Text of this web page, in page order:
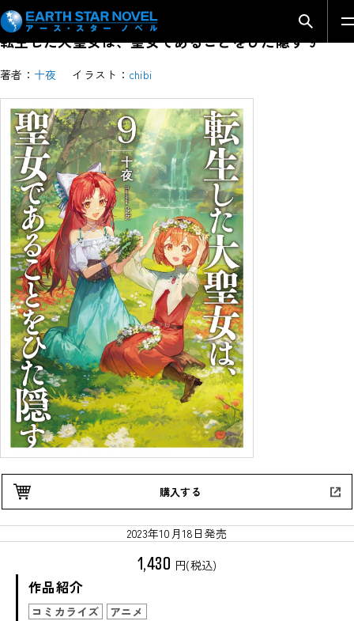
検索モ
転生した大聖女は、聖女であることをひた隠す 9
著者： 十夜 イラスト： chibi
購入する
2023年10月18日発売
1,430 円(税込)
作品紹介
コミカライズ アニメ